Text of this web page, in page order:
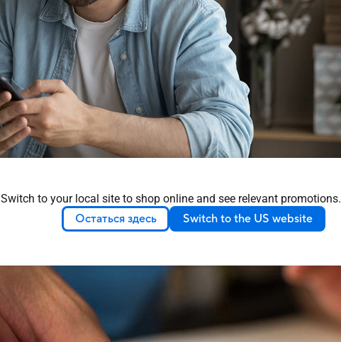
Switch to your local site to shop online and see relevant promotions.
Остаться здесь Switch to the US website